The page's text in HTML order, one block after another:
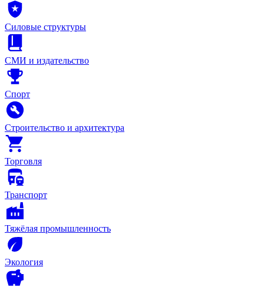
Силовые структуры
СМИ и издательство
Спорт
Строительство и архитектура
Торговля
Транспорт
Тяжёлая промышленность
Экология